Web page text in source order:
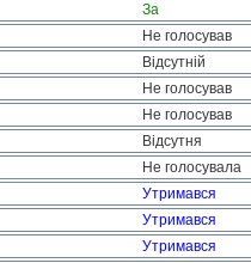
За
Не голосував
Відсутній
Не голосував
Не голосував
Відсутня
Не голосувала
Утримався
Утримався
Утримався